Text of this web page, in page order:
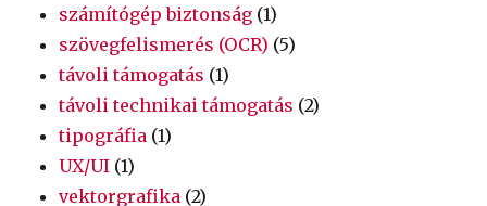
számítógép biztonság (1)
szövegfelismerés (OCR) (5)
távoli támogatás (1)
távoli technikai támogatás (2)
tipográfia (1)
UX/UI (1)
vektorgrafika (2)